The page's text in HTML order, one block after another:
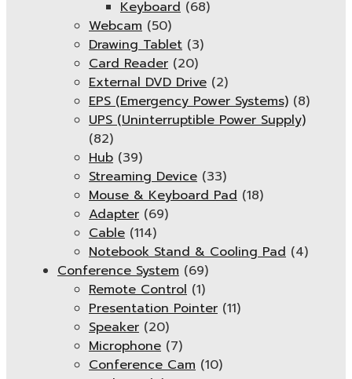
Keyboard (68)
Webcam (50)
Drawing Tablet (3)
Card Reader (20)
External DVD Drive (2)
EPS (Emergency Power Systems) (8)
UPS (Uninterruptible Power Supply)
(82)
Hub (39)
Streaming Device (33)
Mouse & Keyboard Pad (18)
Adapter (69)
Cable (114)
Notebook Stand & Cooling Pad (4)
Conference System (69)
Remote Control (1)
Presentation Pointer (11)
Speaker (20)
Microphone (7)
Conference Cam (10)